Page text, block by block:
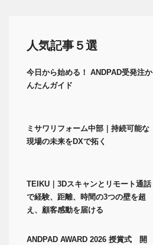
人気記事５選
今日から始める！ ANDPAD受発注か
んたんガイド
ミサワリフォーム中部｜持続可能な
現場の未来をDXで拓く
TEIKU｜3Dスキャンとリモート通話
で経験、距離、時間の3つの壁を超
え、顧客感動を届ける
ANDPAD AWARD 2026 授賞式 開